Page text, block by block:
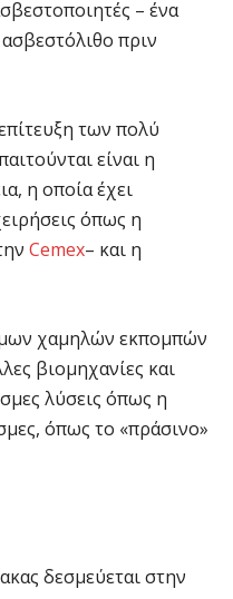
– ένα
πριν
των πολύ
είναι η
η οποία έχει
όπως η
Cemex– και η
χαμηλών εκπομπών
βιομηχανίες και
λύσεις όπως η
όπως το «πράσινο»
δεσμεύεται στην